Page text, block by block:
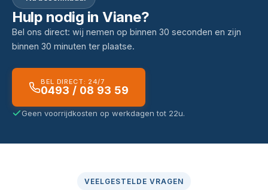
Hulp nodig in Viane?
Bel ons direct: wij nemen op binnen 30 seconden en zijn
binnen 30 minuten ter plaatse.
BEL DIRECT: 24/7
0493 / 08 93 59
Geen voorrijdkosten op werkdagen tot 22u.
VEELGESTELDE VRAGEN